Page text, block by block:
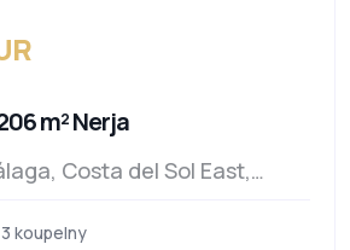
m² Nerja
Costa del Sol East,
3 koupelny